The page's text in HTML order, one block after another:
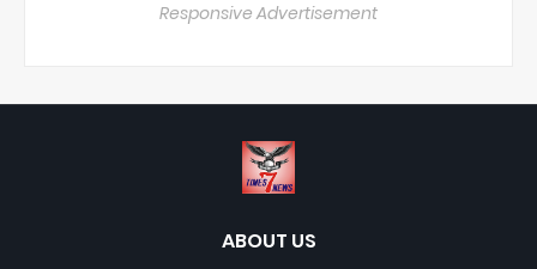
Responsive Advertisement
ABOUT US